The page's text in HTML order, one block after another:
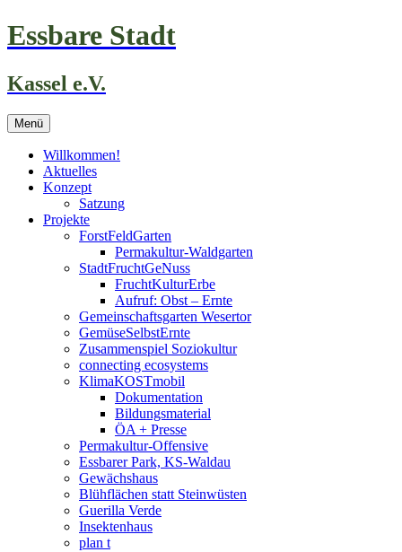
Zum
Inhalt
Essbare Stadt
Kassel e.V.
Menü
Willkommen!
Aktuelles
Konzept
Satzung
Projekte
ForstFeldGarten
Permakultur-Waldgarten
StadtFruchtGeNuss
FruchtKulturErbe
Aufruf: Obst – Ernte
Gemeinschaftsgarten Wesertor
GemüseSelbstErnte
Zusammenspiel Soziokultur
connecting ecosystems
KlimaKOSTmobil
Dokumentation
Bildungsmaterial
ÖA + Presse
Permakultur-Offensive
Essbarer Park, KS-Waldau
Gewächshaus
Blühflächen statt Steinwüsten
Guerilla Verde
Insektenhaus
plan t